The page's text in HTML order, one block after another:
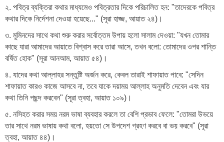
২. পবিত্র ব্যক্তিরা কথার মাধ্যমেও পবিত্রতার দিকে পরিচালিত হন: "তাদেরকে পবিত্র
কথার দিকে নির্দেশনা দেওয়া হয়েছে..." (সূরা হাজ্জ, আয়াত ২৪)।
৩. মুমিনদের সাথে কথা শুরু করার সর্বোত্তম উপায় হলো সালাম দেওয়া: "যখন তোমার
কাছে যারা আমাদের আয়াতে বিশ্বাস করে তারা আসে, তখন বলো: তোমাদের ওপর শান্তি
বর্ষিত হোক" (সূরা আনআম, আয়াত ৫৪)।
৪. যাদের কথা আল্লাহর সন্তুষ্টি অর্জন করে, কেবল তারাই শাফায়াত পাবে: "সেদিন
শাফায়াত কারও কাজে আসবে না, তবে যাকে দয়াময় আল্লাহ অনুমতি দেবেন এবং যার
কথা তিনি পছন্দ করবেন" (সূরা ত্বহা, আয়াত ১০৯)।
৫. নসিহত করার সময় নরম ভাষা ব্যবহার করলে তা বেশি প্রভাব ফেলে: "তোমরা উভয়ে
তার সাথে নরম ভাষায় কথা বলো, হয়তো সে উপদেশ গ্রহণ করবে বা ভয় করবে" (সূরা
ত্বহা, আয়াত ৪৪)।